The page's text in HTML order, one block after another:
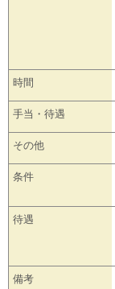
時間
手当・待遇
その他
条件
待遇
備考